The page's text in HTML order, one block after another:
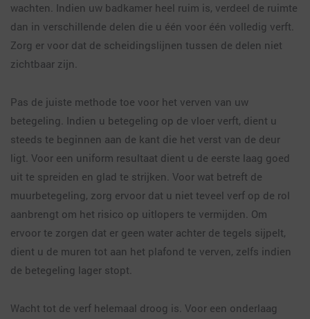
wachten. Indien uw badkamer heel ruim is, verdeel de ruimte
dan in verschillende delen die u één voor één volledig verft.
Zorg er voor dat de scheidingslijnen tussen de delen niet
zichtbaar zijn.
Pas de juiste methode toe voor het verven van uw
betegeling. Indien u betegeling op de vloer verft, dient u
steeds te beginnen aan de kant die het verst van de deur
ligt. Voor een uniform resultaat dient u de eerste laag goed
uit te spreiden en glad te strijken. Voor wat betreft de
muurbetegeling, zorg ervoor dat u niet teveel verf op de rol
aanbrengt om het risico op uitlopers te vermijden. Om
ervoor te zorgen dat er geen water achter de tegels sijpelt,
dient u de muren tot aan het plafond te verven, zelfs indien
de betegeling lager stopt.
Wacht tot de verf helemaal droog is. Voor een onderlaag